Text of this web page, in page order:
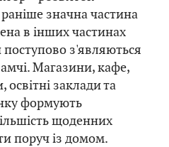
значна частина
в інших частинах
поступово з'являються
Магазини, кафе,
заклади та
формують
щоденних
поруч із домом.